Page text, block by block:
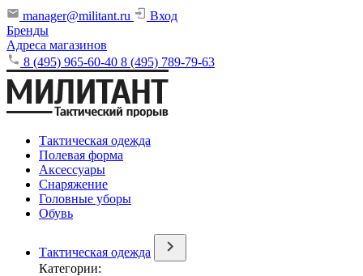
manager@militant.ru
Вход
Бренды
Адреса магазинов
8 (495) 965-60-40 8 (495) 789-79-63
Тактическая одежда
Полевая форма
Аксессуары
Снаряжение
Головные уборы
Обувь
Тактическая одежда
Категории: